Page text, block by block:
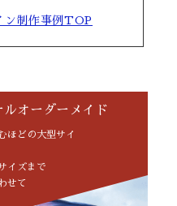
ン制作事例TOP
ルオーダーメイド
ほどの大型サイ
イズまで
せて